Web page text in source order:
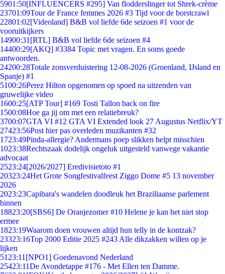
5901:50[INFLUENCERS #295] Van flodderslinger tot Shrek-crème
23701:09Tour de France femmes 2026 #3 Tijd voor de borstcrawl
22801:02[Videoland] B&B vol liefde 6de seizoen #1 voor de
vooruitkijkers
14900:31 [RTL] B&B vol liefde 6de seizoen #4
14400:29[AKQ] #3384 Topic met vragen. En soms goede
antwoorden.
24200:28Totale zonsverduistering 12-08-2026 (Groenland, IJsland en
Spanje) #1
5100:26Perez Hilton opgenomen op spoed na uitzenden van
gruwelijke video
1600:25[ATP Tour] #169 Tosti Tallon back on fire
1500:08Hoe ga jij om met een relatiebreuk?
3700:07GTA VI #12 GTA VI Extended look 27 Augustus Netflix/YT
27423:56Post hier pas overleden muzikanten #32
1723:49Pinda-allergie? Andermans poep slikken helpt misschien
1023:38Rechtszaak dodelijk ongeluk uitgesteld vanwege vakantie
advocaat
2523:24[2026/2027] Eredivisietoto #1
20323:24Het Grote Songfestivalfeest Ziggo Dome #5 13 november
2026
2023:23Capibara's wandelen doodleuk het Braziliaanse parlement
binnen
18823:20[SBS6] De Oranjezomer #10 Helene je kan het niet stop
ermee
1823:19Waarom doen vrouwen altijd hun telly in de kontzak?
23323:16Top 2000 Editie 2025 #243 Alle dikzakken willen op je
lijken
51 23:11 [NPO1] Goedenavond Nederland
25423:11De Avondetappe #176 - Met Ellen ten Damme.